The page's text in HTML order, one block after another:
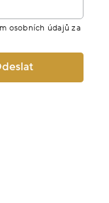
osobních údajů za